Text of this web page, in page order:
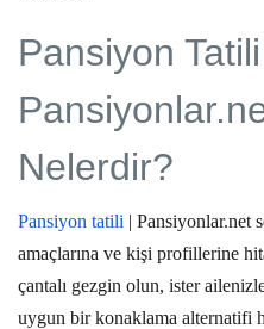
Pansiyon
Nelerdir?
Pansiyon tatili | Pansiyonlar.net
amaçlarına ve kişi profillerine
çantalı gezgin olun, ister
uygun bir konaklama alternatifi